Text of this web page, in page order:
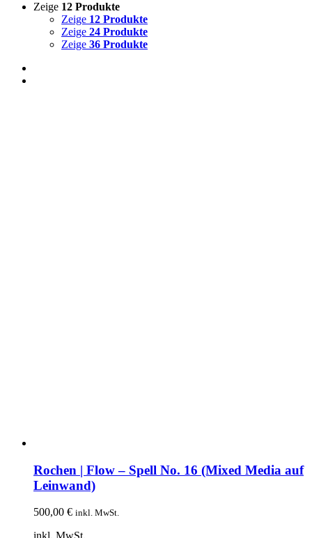
Zeige 12 Produkte
Zeige 12 Produkte
Zeige 24 Produkte
Zeige 36 Produkte
Rochen | Flow – Spell No. 16 (Mixed Media auf
Leinwand)
500,00 € inkl. MwSt.